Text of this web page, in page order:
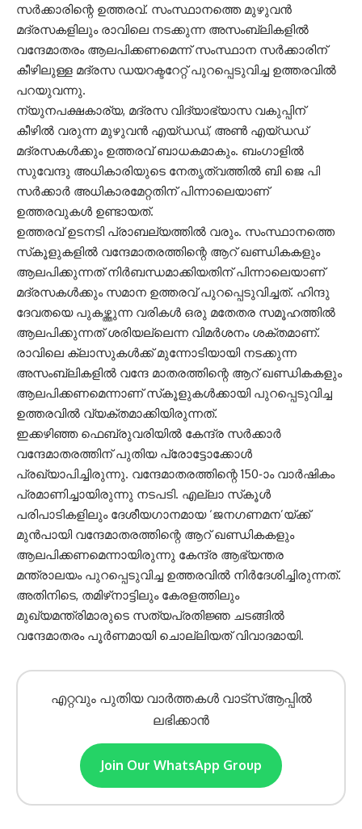
സര്‍ക്കാരിന്റെ ഉത്തരവ്. സംസ്ഥാനത്തെ മുഴുവന്‍
മദ്രസകളിലും രാവിലെ നടക്കുന്ന അസംബ്ലികളില്‍
വന്ദേമാതരം ആലപിക്കണമെന്ന് സംസ്ഥാന സര്‍ക്കാരിന്
കീഴിലുള്ള മദ്രസ ഡയറക്ടറേറ്റ് പുറപ്പെടുവിച്ച ഉത്തരവില്‍
പറയുവന്നു.
ന്യുനപക്ഷകാര്യ, മദ്രസ വിദ്യാഭ്യാസ വകുപ്പിന്
കീഴില്‍ വരുന്ന മുഴുവന്‍ എയ്ഡഡ്, അണ്‍ എയ്ഡഡ്
മദ്രസകള്‍ക്കും ഉത്തരവ് ബാധകമാകും. ബംഗാളില്‍
സുവേന്ദു അധികാരിയുടെ നേതൃത്വത്തില്‍ ബി ജെ പി
സര്‍ക്കാര്‍ അധികാരമേറ്റതിന് പിന്നാലെയാണ്
ഉത്തരവുകള്‍ ഉണ്ടായത്.
ഉത്തരവ് ഉടനടി പ്രാബല്യത്തില്‍ വരും. സംസ്ഥാനത്തെ
സ്‌കൂളുകളില്‍ വന്ദേമാതരത്തിന്റെ ആറ് ഖണ്ഡികകളും
ആലപിക്കുന്നത് നിര്‍ബന്ധമാക്കിയതിന് പിന്നാലെയാണ്
മദ്രസകള്‍ക്കും സമാന ഉത്തരവ് പുറപ്പെടുവിച്ചത്. ഹിന്ദു
ദേവതയെ പുകഴ്ത്തുന്ന വരികള്‍ ഒരു മതേതര സമൂഹത്തില്‍
ആലപിക്കുന്നത് ശരിയല്ലെന്ന വിമര്‍ശനം ശക്തമാണ്.
രാവിലെ ക്ലാസുകള്‍ക്ക് മുന്നോടിയായി നടക്കുന്ന
അസംബ്ലികളില്‍ വന്ദേ മാതരത്തിന്റെ ആറ് ഖണ്ഡികകളും
ആലപിക്കണമെന്നാണ് സ്‌കൂളുകള്‍ക്കായി പുറപ്പെടുവിച്ച
ഉത്തരവില്‍ വ്യക്തമാക്കിയിരുന്നത്.
ഇക്കഴിഞ്ഞ ഫെബ്രുവരിയില്‍ കേന്ദ്ര സര്‍ക്കാര്‍
വന്ദേമാതരത്തിന് പുതിയ പ്രോട്ടോക്കോള്‍
പ്രഖ്യാപിച്ചിരുന്നു. വന്ദേമാതരത്തിന്റെ 150-ാം വാര്‍ഷികം
പ്രമാണിച്ചായിരുന്നു നടപടി. എല്ലാ സ്‌കൂള്‍
പരിപാടികളിലും ദേശീയഗാനമായ ‘ജനഗണമന’യ്ക്ക്
മുന്‍പായി വന്ദേമാതരത്തിന്റെ ആറ് ഖണ്ഡികകളും
ആലപിക്കണമെന്നായിരുന്നു കേന്ദ്ര ആഭ്യന്തര
മന്ത്രാലയം പുറപ്പെടുവിച്ച ഉത്തരവില്‍ നിര്‍ദേശിച്ചിരുന്നത്.
അതിനിടെ, തമിഴ്‌നാട്ടിലും കേരളത്തിലും
മുഖ്യമന്ത്രിമാരുടെ സത്യപ്രതിജ്ഞ ചടങ്ങില്‍
വന്ദേമാതരം പൂര്‍ണമായി ചൊല്ലിയത് വിവാദമായി.
എറ്റവും പുതിയ വാർത്തകൾ വാട്സ്ആപ്പിൽ
ലഭിക്കാൻ
Join Our WhatsApp Group